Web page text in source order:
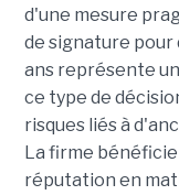
d'une mesure
de signature pour
ans représente
ce type de
risques liés à
La firme
réputation en